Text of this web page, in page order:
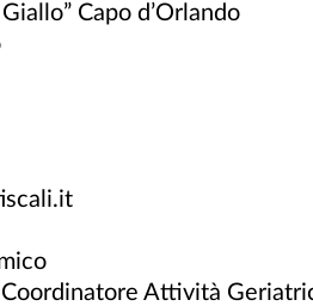
Capo d’Orlando
Attività